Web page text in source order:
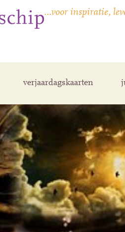
…voor inspiratie,
verjaardagskaarten